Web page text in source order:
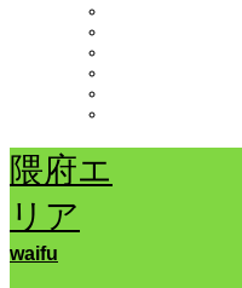
隈府エ
リア
waifu